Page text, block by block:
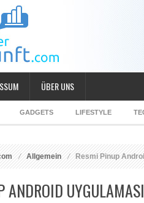
ÜBER UNS
GADGETS LIFESTYLE
Allgemein Resmi Pinup
ANDROID UYGULAMASI